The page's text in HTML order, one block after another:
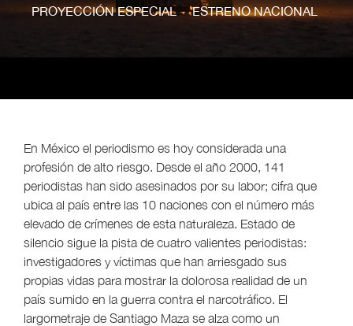
PROYECCIÓN ESPECIAL
ESTRENO NACIONAL
En México el periodismo es hoy considerada una
profesión de alto riesgo. Desde el año 2000, 141
periodistas han sido asesinados por su labor; cifra que
ubica al país entre las 10 naciones con el número más
elevado de crímenes de esta naturaleza. Estado de
silencio sigue la pista de cuatro valientes periodistas:
investigadores y víctimas que han arriesgado sus
propias vidas para mostrar la dolorosa realidad de un
país sumido en la guerra contra el narcotráfico. El
largometraje de Santiago Maza se alza como un